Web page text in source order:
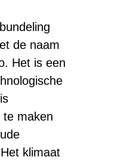
de naam
Het is een
te maken
klimaat